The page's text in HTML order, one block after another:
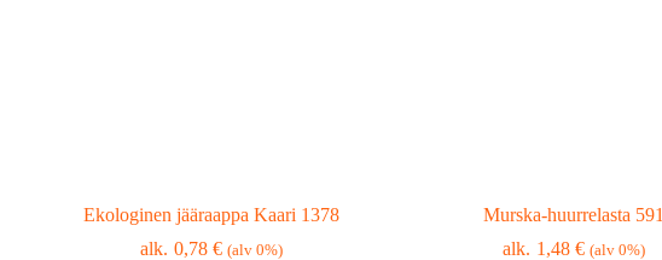
Ekologinen jääraappa Kaari 1378
0,78 € (alv 0%)
Murska-huurrelasta 591
1,48 € (alv 0%)